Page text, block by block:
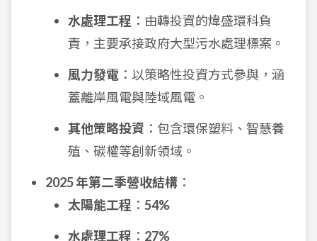
水處理工程 ：由轉投資的煒盛環科負
責，主要承接政府大型污水處理標案。
風力發電 ：以策略性投資方式參與，涵
蓋離岸風電與陸域風電。
其他策略投資 ：包含環保塑料、智慧養
殖、碳權等創新領域。
2025 年第二季營收結構 ：
太陽能工程 ： 54%
水處理工程 ： 27%